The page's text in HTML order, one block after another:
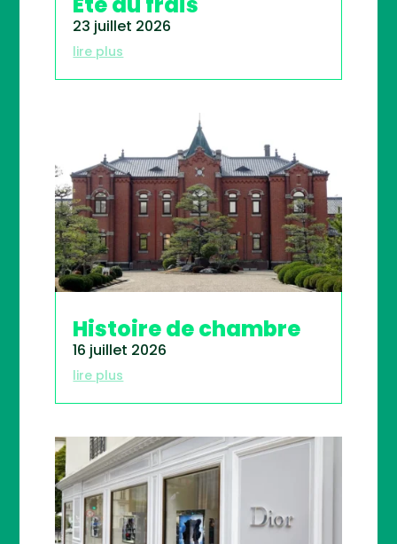
23 juillet 2026
lire plus
Histoire de chambre
16 juillet 2026
lire plus